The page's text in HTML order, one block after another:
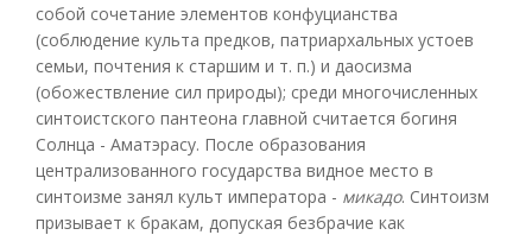
собой сочетание элементов конфуцианства
(соблюдение культа предков, патриархальных устоев
семьи, почтения к старшим и т. п.) и даосизма
(обожествление сил природы); среди многочисленных
синтоистского пантеона главной считается богиня
Солнца - Аматэрасу. После образования
централизованного государства видное место в
синтоизме занял культ императора - микадо. Синтоизм
призывает к бракам, допуская безбрачие как